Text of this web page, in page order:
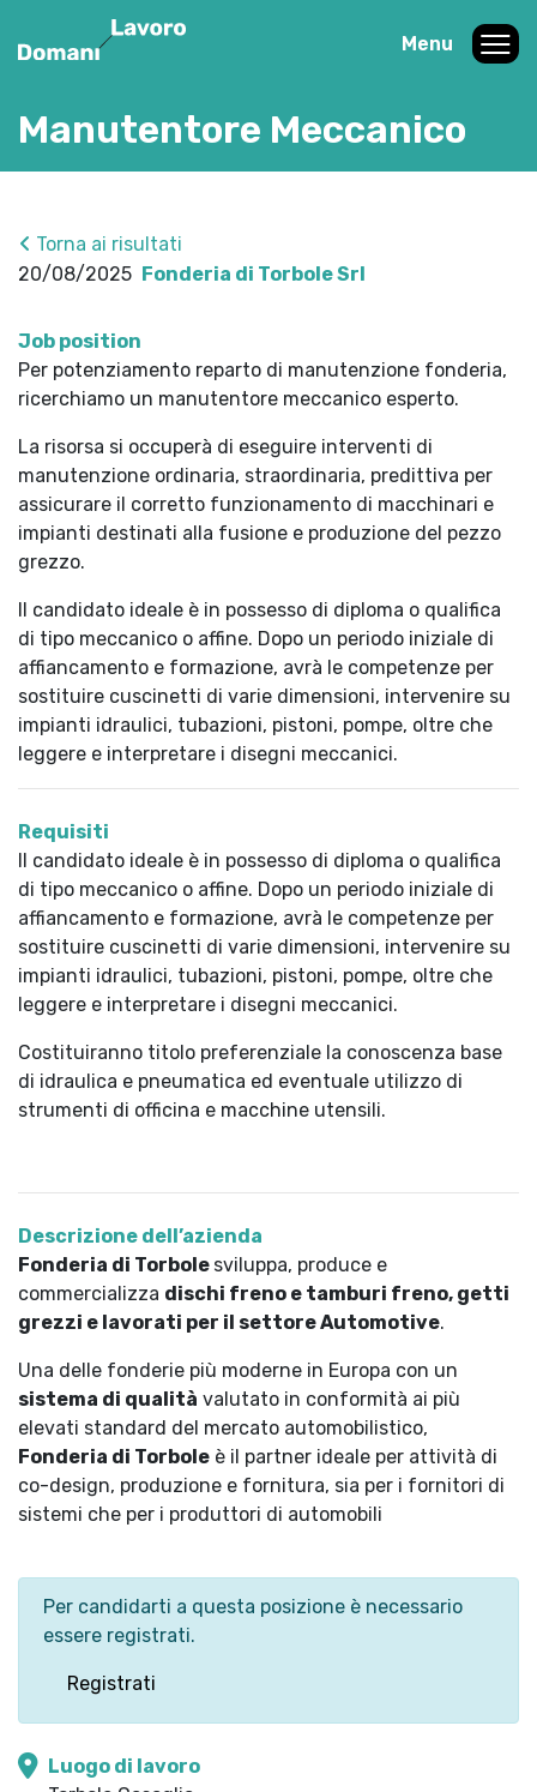
Menu
Manutentore Meccanico
Torna ai risultati
20/08/2025 Fonderia di Torbole Srl
Job position
Per potenziamento reparto di manutenzione fonderia,
ricerchiamo un manutentore meccanico esperto.
La risorsa si occuperà di eseguire interventi di
manutenzione ordinaria, straordinaria, predittiva per
assicurare il corretto funzionamento di macchinari e
impianti destinati alla fusione e produzione del pezzo
grezzo.
Il candidato ideale è in possesso di diploma o qualifica
di tipo meccanico o affine. Dopo un periodo iniziale di
affiancamento e formazione, avrà le competenze per
sostituire cuscinetti di varie dimensioni, intervenire su
impianti idraulici, tubazioni, pistoni, pompe, oltre che
leggere e interpretare i disegni meccanici.
Requisiti
Il candidato ideale è in possesso di diploma o qualifica
di tipo meccanico o affine. Dopo un periodo iniziale di
affiancamento e formazione, avrà le competenze per
sostituire cuscinetti di varie dimensioni, intervenire su
impianti idraulici, tubazioni, pistoni, pompe, oltre che
leggere e interpretare i disegni meccanici.
Costituiranno titolo preferenziale la conoscenza base
di idraulica e pneumatica ed eventuale utilizzo di
strumenti di officina e macchine utensili.
Descrizione dell’azienda
Fonderia di Torbole sviluppa, produce e
commercializza dischi freno e tamburi freno, getti
grezzi e lavorati per il settore Automotive.
Una delle fonderie più moderne in Europa con un
sistema di qualità valutato in conformità ai più
elevati standard del mercato automobilistico,
Fonderia di Torbole è il partner ideale per attività di
co-design, produzione e fornitura, sia per i fornitori di
sistemi che per i produttori di automobili
Per candidarti a questa posizione è necessario
essere registrati.
Registrati
Luogo di lavoro